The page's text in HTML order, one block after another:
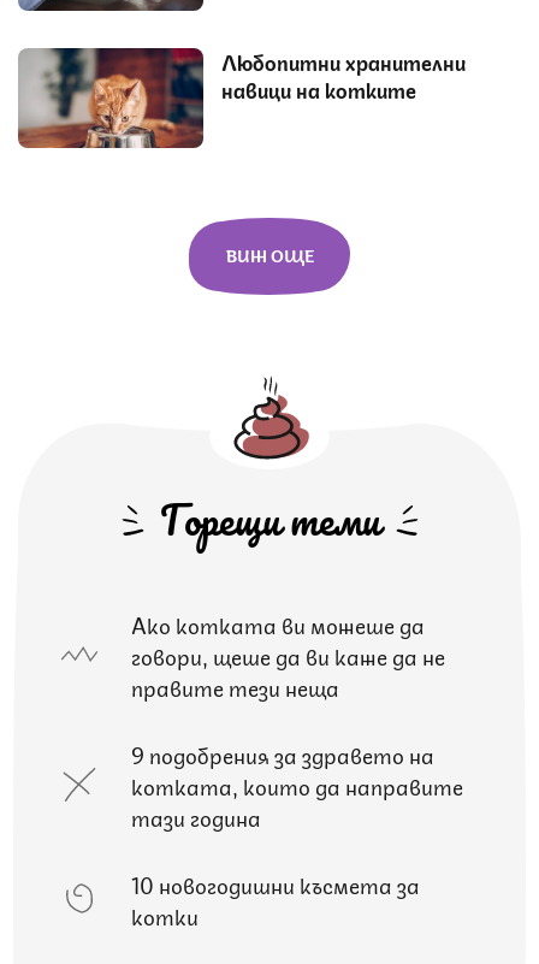
Любопитни хранителни
навици на котките
ВИЖ ОЩЕ
Горещи теми
Ако котката ви можеше да
говори, щеше да ви каже да не
правите тези неща
9 подобрения за здравето на
котката, които да направите
тази година
10 новогодишни късмета за
котки